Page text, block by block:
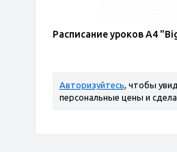
Расписание уроков А4
Авторизуйтесь, чтобы
персональные цены и